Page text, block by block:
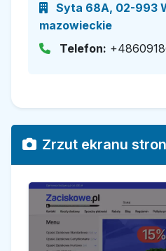
Syta 68A, 02-993
mazowieckie
Telefon:
Zrzut ekranu